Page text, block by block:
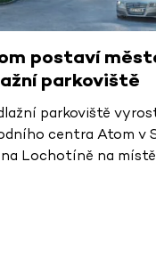
postaví
parkoviště
parkoviště
centra Atom v
Lochotíně na